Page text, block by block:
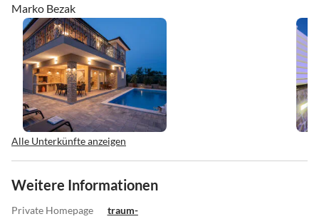
Marko Bezak
Alle Unterkünfte anzeigen
Weitere Informationen
Private Homepage traum-